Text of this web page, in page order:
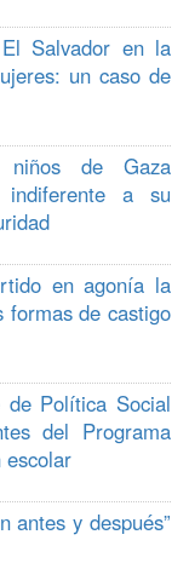
Salvador en la
un caso de
niños de Gaza
a su
en agonía la
formas de castigo
de Política Social
del Programa
escolar
antes y después”